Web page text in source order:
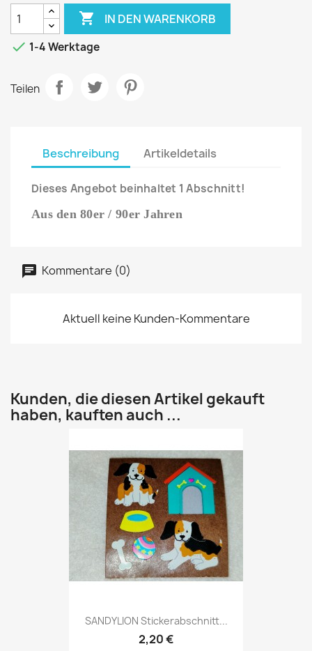
 IN DEN WARENKORB
 1-4 Werktage
Teilen
Beschreibung Artikeldetails
Dieses Angebot beinhaltet 1 Abschnitt!
Aus den 80er / 90er Jahren
Kommentare (0)
Aktuell keine Kunden-Kommentare
Kunden, die diesen Artikel gekauft
haben, kauften auch ...
SANDYLION Stickerabschnitt...
2,20 €